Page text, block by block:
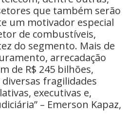
que também serão
um motivador especial
de combustíveis,
do segmento. Mais de
arrecadação
de R$ 245 bilhões,
diversas fragilidades
executivas e,
– Emerson Kapaz,